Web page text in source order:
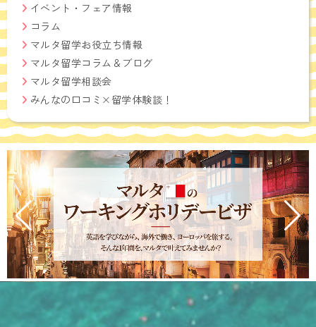
イベント・フェア情報
コラム
マルタ留学お役立ち情報
マルタ留学コラム＆ブログ
マルタ留学相談会
みんなの口コミ×留学体験談！